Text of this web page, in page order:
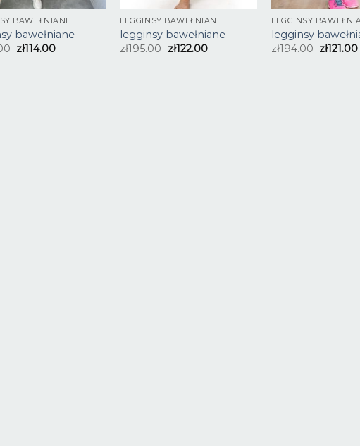
BAWEŁNIANE
bawełniane
zł114.00
LEGGINSY BAWEŁNIANE
legginsy bawełniane
zł195.00 zł122.00
LEGGINSY
legginsy
zł194.00 zł121.00